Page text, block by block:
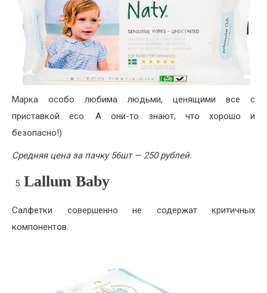
Марка особо любима людьми, ценящими все с
приставкой eco. А они-то знают, что хорошо и
безопасно!)
Средняя цена за пачку 56шт — 250 рублей.
Lallum Baby
Салфетки совершенно не содержат критичных
компонентов.